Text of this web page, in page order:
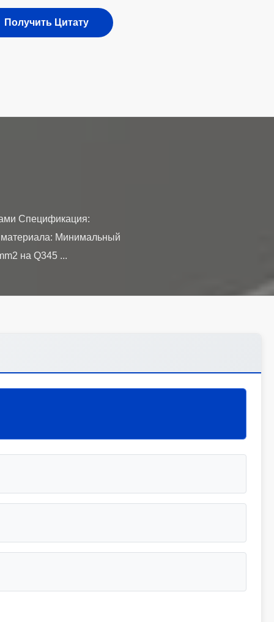
Получить Цитату
Спецификация:
материала: Минимальный